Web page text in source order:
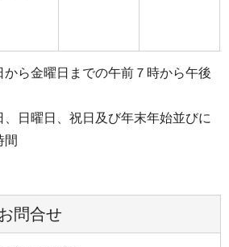
ら金曜日までの午前７時から午後
日曜日、祝日及び年末年始並びに
間
問合せ